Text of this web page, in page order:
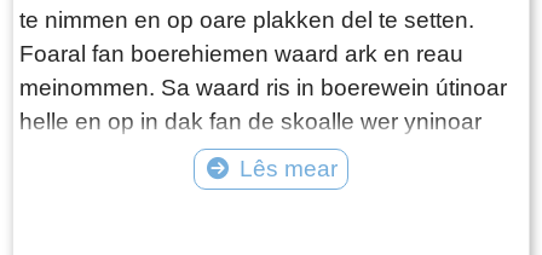
te nimmen en op oare plakken del te setten.
Foaral fan boerehiemen waard ark en reau
meinommen. Sa waard ris in boerewein útinoar
helle en op in dak fan de skoalle wer yninoar
set. De eigener moast mar sjen dat hij er it der
wer ôf krige. As boer moast alle materiaal
Lês mear